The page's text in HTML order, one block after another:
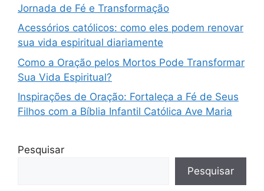
Jornada de Fé e Transformação
Acessórios católicos: como eles podem renovar
sua vida espiritual diariamente
Como a Oração pelos Mortos Pode Transformar
Sua Vida Espiritual?
Inspirações de Oração: Fortaleça a Fé de Seus
Filhos com a Bíblia Infantil Católica Ave Maria
Pesquisar
Pesquisar